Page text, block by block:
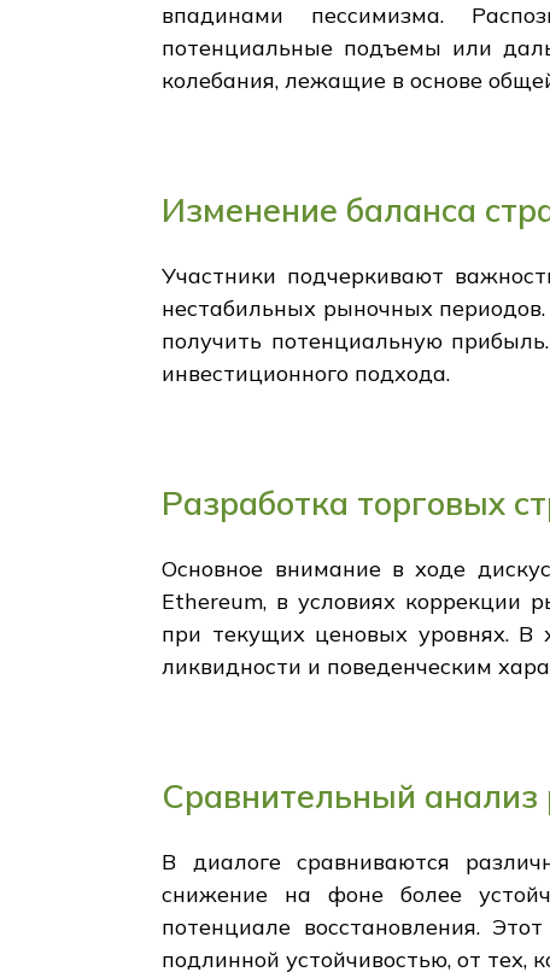
впадинами пессимизма.
потенциальные подъемы или
колебания, лежащие в основе
Изменение баланса
Участники подчеркивают
нестабильных рыночных
получить потенциальную
инвестиционного подхода.
Разработка торговых
Основное внимание в ходе
Ethereum, в условиях коррекции
при текущих ценовых уровнях. В
ликвидности и поведенческим
Сравнительный анализ
В диалоге сравниваются
снижение на фоне более
потенциале восстановления.
подлинной устойчивостью, от